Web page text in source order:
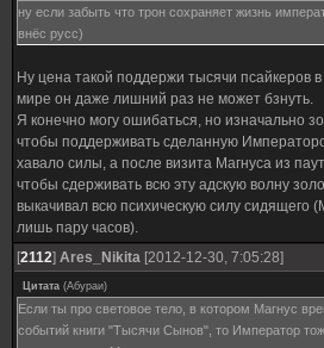
ну если забыть что трон сохраняет жизнь
внёс русс)
Ну цена такой поддержи тысячи псайкеров
мире он даже лишний раз не может бзнуть.
Я конечно могу ошибаться, но изначально
чтобы поддерживать сделанную
хавало силы, а после визита Магнуса из
чтобы сдерживать всю эту адскую волну
выкачивал всю психическую силу сидящего
лишь пару часов).
[2112] Ares_Nikita [2012-12-30, 7:05:28]
Цитата (Абураи)
Если ты про световое тело, в котором Магнус
событий книги "Тысячи Сынов", то Император